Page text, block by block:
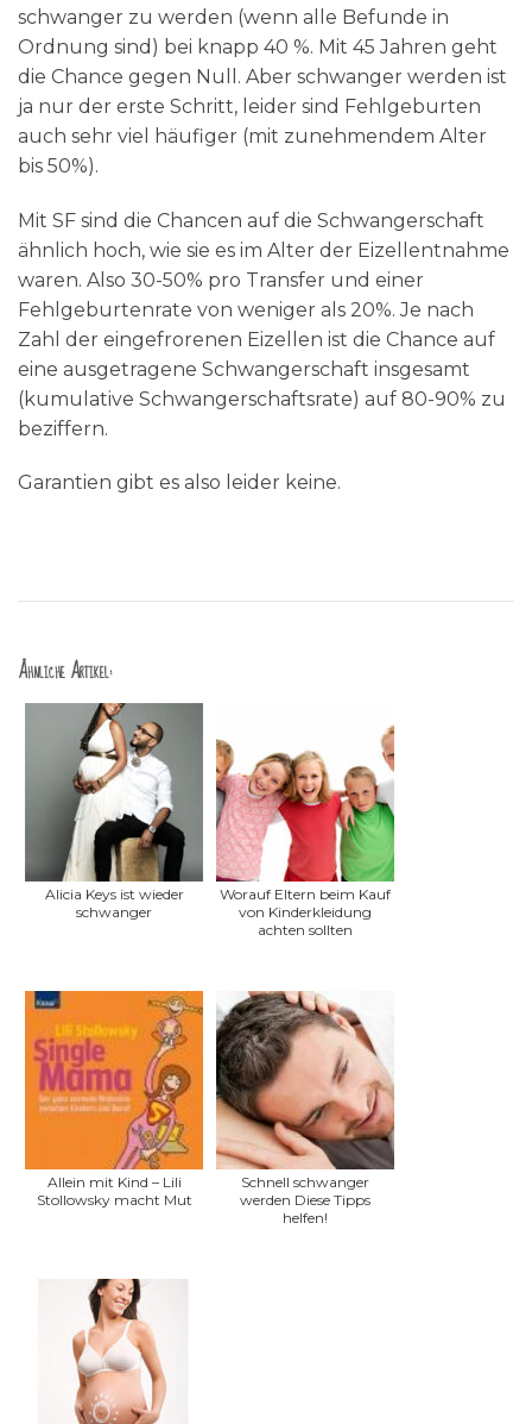
schwanger zu werden (wenn alle Befunde in
Ordnung sind) bei knapp 40 %. Mit 45 Jahren geht
die Chance gegen Null. Aber schwanger werden ist
ja nur der erste Schritt, leider sind Fehlgeburten
auch sehr viel häufiger (mit zunehmendem Alter
bis 50%).
Mit SF sind die Chancen auf die Schwangerschaft
ähnlich hoch, wie sie es im Alter der Eizellentnahme
waren. Also 30-50% pro Transfer und einer
Fehlgeburtenrate von weniger als 20%. Je nach
Zahl der eingefrorenen Eizellen ist die Chance auf
eine ausgetragene Schwangerschaft insgesamt
(kumulative Schwangerschaftsrate) auf 80-90% zu
beziffern.
Garantien gibt es also leider keine.
Ähnliche Artikel:
Alicia Keys ist wieder
schwanger
Worauf Eltern beim Kauf
von Kinderkleidung
achten sollten
Allein mit Kind – Lili
Stollowsky macht Mut
Schnell schwanger
werden Diese Tipps
helfen!